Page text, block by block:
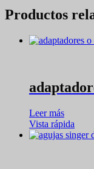
Productos
Leer más
Vista rápida